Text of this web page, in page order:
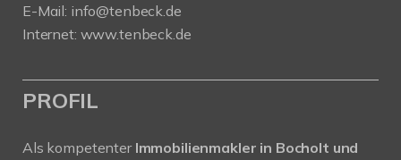
E-Mail: info@tenbeck.de
Internet: www.tenbeck.de
PROFIL
Als kompetenter Immobilienmakler in Bocholt und